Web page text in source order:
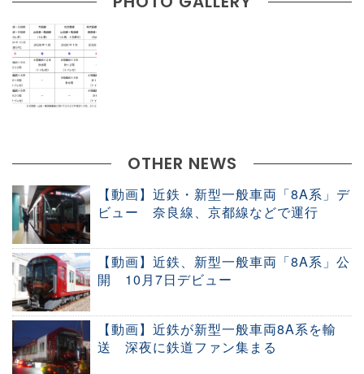
OTHER NEWS
【動画】近鉄・新型一般車両「8A系」デ
ビュー 奈良線、京都線などで運行
【動画】近鉄、新型一般車両「8A系」公
開 10月7日デビュー
【動画】近鉄が新型一般車両8A系を輸
送 深夜に鉄道ファン集まる